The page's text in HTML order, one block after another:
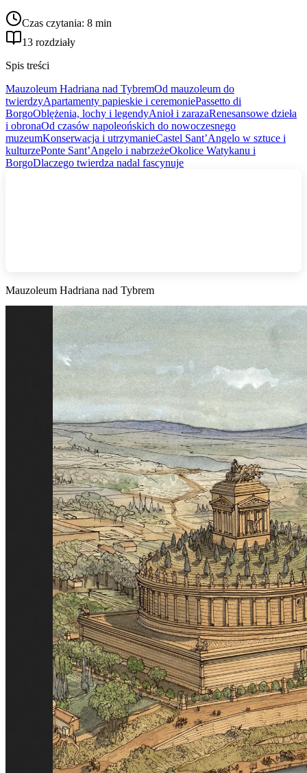
Czas czytania: 8 min
13 rozdziały
Spis treści
Mauzoleum Hadriana nad TybremOd mauzoleum do
twierdzyApartamenty papieskie i ceremoniePassetto di
BorgoOblężenia, lochy i legendyAnioł i zarazaRenesansowe dzieła
i obronaOd czasów napoleońskich do nowoczesnego
muzeumKonserwacja i utrzymanieCastel Sant’Angelo w sztuce i
kulturzePonte Sant’Angelo i nabrzeżeOkolice Watykanu i
BorgoDlaczego twierdza nadal fascynuje
Mauzoleum Hadriana nad Tybrem